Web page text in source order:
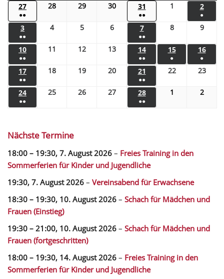
27
●●
28 29 30 31
●●
1 2
●
3
●●
4 5 6 7
●●
8 9
10
●●
11 12 13 14
●●
15
●
16
●
17
●●
18 19 20 21
●●
22 23
24
●●
25 26 27 28
●●
1 2
Nächste Termine
18:00 – 19:30, 7. August 2026 – Freies Training in den
Sommerferien für Kinder und Jugendliche
19:30, 7. August 2026 – Vereinsabend für Erwachsene
18:30 – 19:30, 10. August 2026 – Schach für Mädchen und
Frauen (Einstieg)
19:30 – 21:00, 10. August 2026 – Schach für Mädchen und
Frauen (fortgeschritten)
18:00 – 19:30, 14. August 2026 – Freies Training in den
Sommerferien für Kinder und Jugendliche